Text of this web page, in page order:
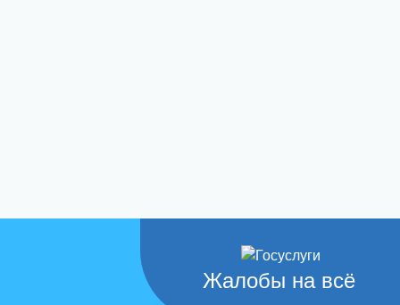
Жалобы на всё